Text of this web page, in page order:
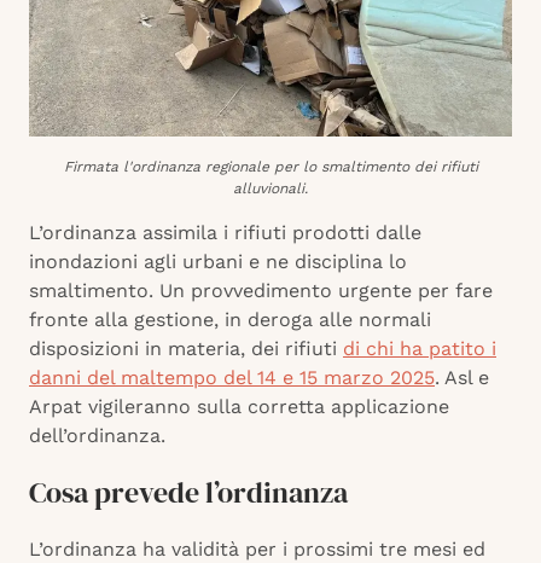
Firmata l'ordinanza regionale per lo smaltimento dei rifiuti
alluvionali.
L’ordinanza assimila i rifiuti prodotti dalle
inondazioni agli urbani e ne disciplina lo
smaltimento. Un provvedimento urgente per fare
fronte alla gestione, in deroga alle normali
disposizioni in materia, dei rifiuti di chi ha patito i
danni del maltempo del 14 e 15 marzo 2025. Asl e
Arpat vigileranno sulla corretta applicazione
dell’ordinanza.
Cosa prevede l’ordinanza
L’ordinanza ha validità per i prossimi tre mesi ed